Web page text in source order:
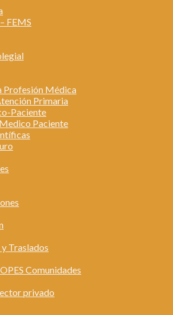
FEMS
Profesión Médica
Primaria
Paciente
Paciente
Traslados
Comunidades
privado